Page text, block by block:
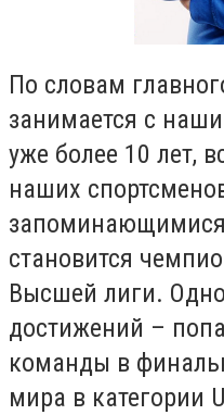
По словам
занимается с
уже более 10 лет,
наших
становится
Высшей лиги.
достижений –
команды в
мира в категории